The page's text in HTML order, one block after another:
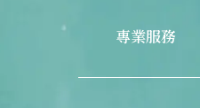
專業服務